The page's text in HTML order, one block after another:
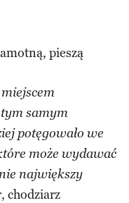
pieszą
samym
potęgowało we
może wydawać
największy
chodziarz